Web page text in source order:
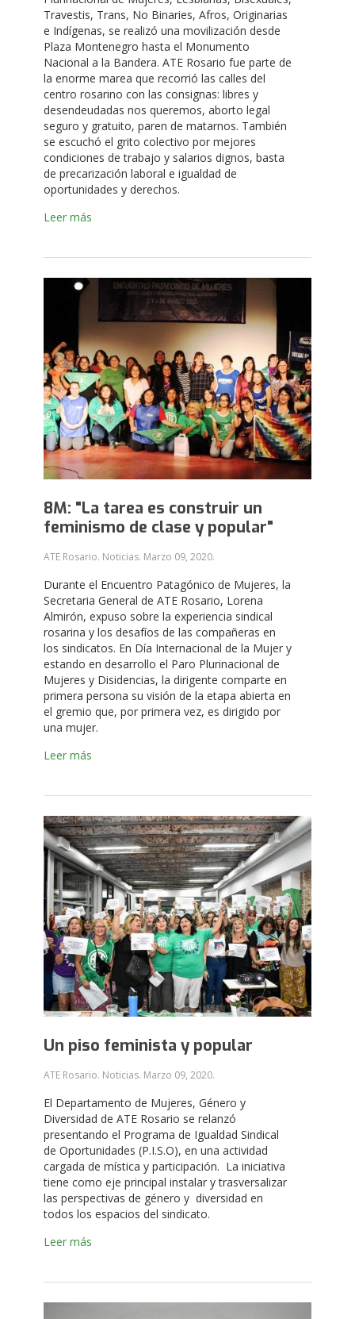
Travestis, Trans, No Binaries, Afros, Originarias
e Indígenas, se realizó una movilización desde
Plaza Montenegro hasta el Monumento
Nacional a la Bandera. ATE Rosario fue parte de
la enorme marea que recorrió las calles del
centro rosarino con las consignas: libres y
desendeudadas nos queremos, aborto legal
seguro y gratuito, paren de matarnos. También
se escuchó el grito colectivo por mejores
condiciones de trabajo y salarios dignos, basta
de precarización laboral e igualdad de
oportunidades y derechos.
Leer más
8M: "La tarea es construir un
feminismo de clase y popular"
ATE Rosario. Noticias. Marzo 09, 2020.
Durante el Encuentro Patagónico de Mujeres, la
Secretaria General de ATE Rosario, Lorena
Almirón, expuso sobre la experiencia sindical
rosarina y los desafíos de las compañeras en
los sindicatos. En Día Internacional de la Mujer y
estando en desarrollo el Paro Plurinacional de
Mujeres y Disidencias, la dirigente comparte en
primera persona su visión de la etapa abierta en
el gremio que, por primera vez, es dirigido por
una mujer.
Leer más
Un piso feminista y popular
ATE Rosario. Noticias. Marzo 09, 2020.
El Departamento de Mujeres, Género y
Diversidad de ATE Rosario se relanzó
presentando el Programa de Igualdad Sindical
de Oportunidades (P.I.S.O), en una actividad
cargada de mística y participación. La iniciativa
tiene como eje principal instalar y trasversalizar
las perspectivas de género y diversidad en
todos los espacios del sindicato.
Leer más